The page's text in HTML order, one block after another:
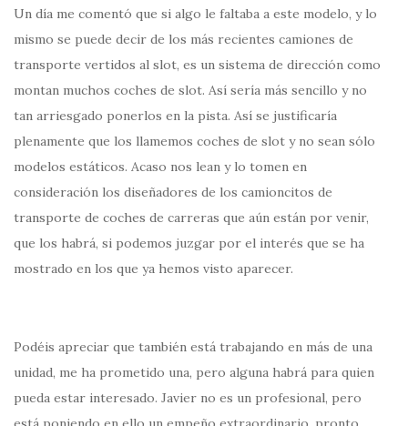
Un día me comentó que si algo le faltaba a este modelo, y lo
mismo se puede decir de los más recientes camiones de
transporte vertidos al slot, es un sistema de dirección como
montan muchos coches de slot. Así sería más sencillo y no
tan arriesgado ponerlos en la pista. Así se justificaría
plenamente que los llamemos coches de slot y no sean sólo
modelos estáticos. Acaso nos lean y lo tomen en
consideración los diseñadores de los camioncitos de
transporte de coches de carreras que aún están por venir,
que los habrá, si podemos juzgar por el interés que se ha
mostrado en los que ya hemos visto aparecer.
Podéis apreciar que también está trabajando en más de una
unidad, me ha prometido una, pero alguna habrá para quien
pueda estar interesado. Javier no es un profesional, pero